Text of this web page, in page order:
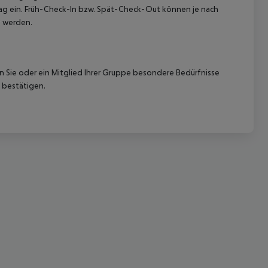
ein. Früh-Check-In bzw. Spät-Check-Out können je nach
werden.
oder ein Mitglied Ihrer Gruppe besondere Bedürfnisse
bestätigen.